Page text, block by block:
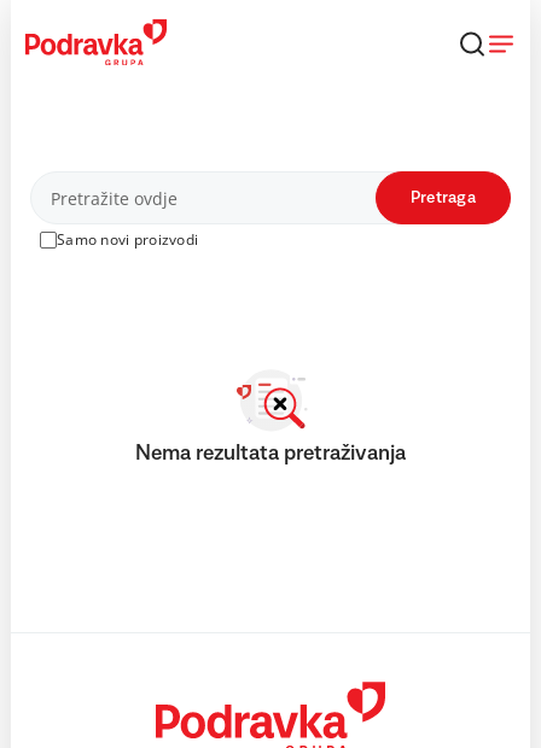
content
Proizvodi
Samo novi proizvodi
Pretraga
Nema rezultata pretraživanja